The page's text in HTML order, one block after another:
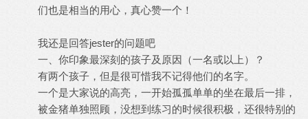
们也是相当的用心，真心赞一个！
我还是回答jester的问题吧
一、你印象最深刻的孩子及原因（一名或以上）？
有两个孩子，但是很可惜我不记得他们的名字。
一个是大家说的高亮，一开始孤孤单单的坐在最后一排，
被金猪单独照顾，没想到练习的时候很积极，还很特别的